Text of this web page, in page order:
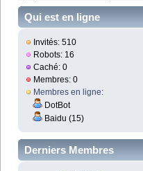
Qui est en ligne
Invités: 510
Robots: 16
Caché: 0
Membres: 0
Membres en ligne:
DotBot
Baidu (15)
Derniers Membres